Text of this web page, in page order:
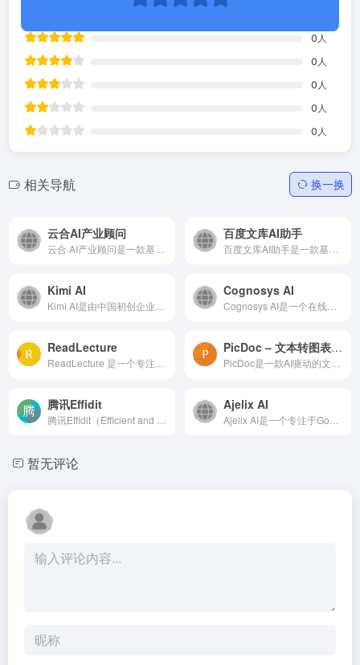
0 人
0 人
0 人
0 人
0 人
相关导航 换一换
云合AI产业顾问 百度文库AI助手
Kimi AI Cognosys AI
ReadLecture PicDoc – 文本转图表工具
腾讯Effidit Ajelix AI
暂无评论